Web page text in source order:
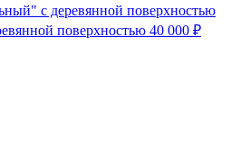
поверхностью 40 000 ₽